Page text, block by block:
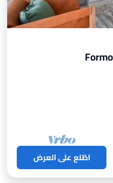
اطّلع على العرض